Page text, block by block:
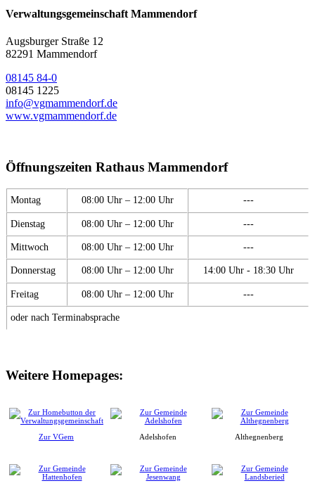
Verwaltungsgemeinschaft Mammendorf
Augsburger Straße 12
82291 Mammendorf
08145 84-0
08145 1225
info@vgmammendorf.de
www.vgmammendorf.de
Öffnungszeiten Rathaus Mammendorf
Montag 08:00 Uhr – 12:00 Uhr ---
Dienstag 08:00 Uhr – 12:00 Uhr ---
Mittwoch 08:00 Uhr – 12:00 Uhr ---
Donnerstag 08:00 Uhr – 12:00 Uhr 14:00 Uhr - 18:30 Uhr
Freitag 08:00 Uhr – 12:00 Uhr ---
oder nach Terminabsprache
Weitere Homepages:
Zur VGem Adelshofen Althegnenberg